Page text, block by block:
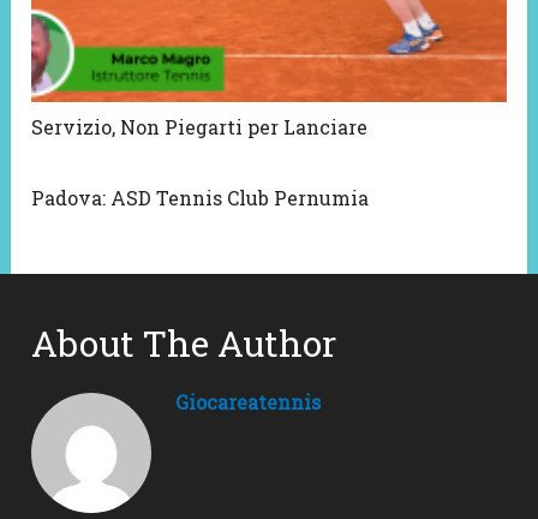
Servizio, Non Piegarti per Lanciare
Padova: ASD Tennis Club Pernumia
About The Author
Giocareatennis